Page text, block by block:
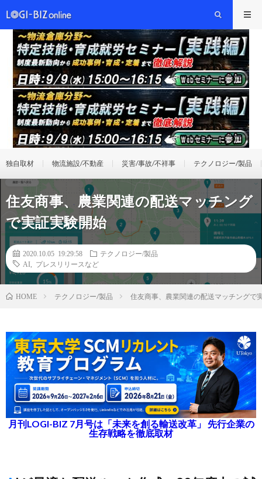
独自取材 物流施設/不動産 災害/事故/不祥事 テクノロジー/製品
住友商事、農業関連の配送マッチング
で実証実験開始
2020.10.05 19:29:58
テクノロジー/製品
AI
プレスリリースなど
HOME テクノロジー/製品 住友商事、農業関連の配送マッチングで
月刊LOGI-BIZ 7月号は「未来を創る輸送改革」 先行企業の
生存戦略を徹底取材